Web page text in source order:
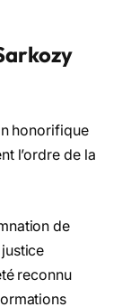
honorifique
l’ordre de la
de
reconnu